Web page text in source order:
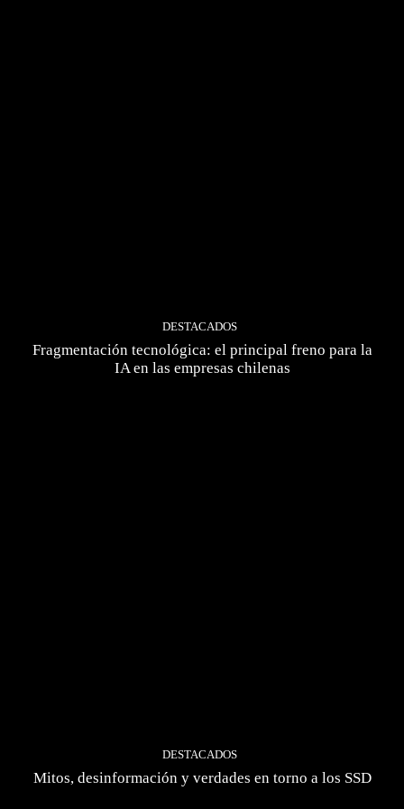
DESTACADOS
Fragmentación tecnológica: el principal freno para la
IA en las empresas chilenas
DESTACADOS
Mitos, desinformación y verdades en torno a los SSD